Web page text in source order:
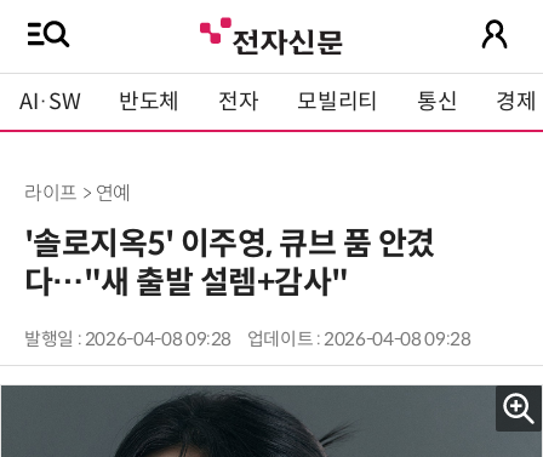
AI·SW 반도체 전자 모빌리티 통신 경제
라이프 > 연예
'솔로지옥5' 이주영, 큐브 품 안겼
다…"새 출발 설렘+감사"
발행일 : 2026-04-08 09:28 업데이트 : 2026-04-08 09:28